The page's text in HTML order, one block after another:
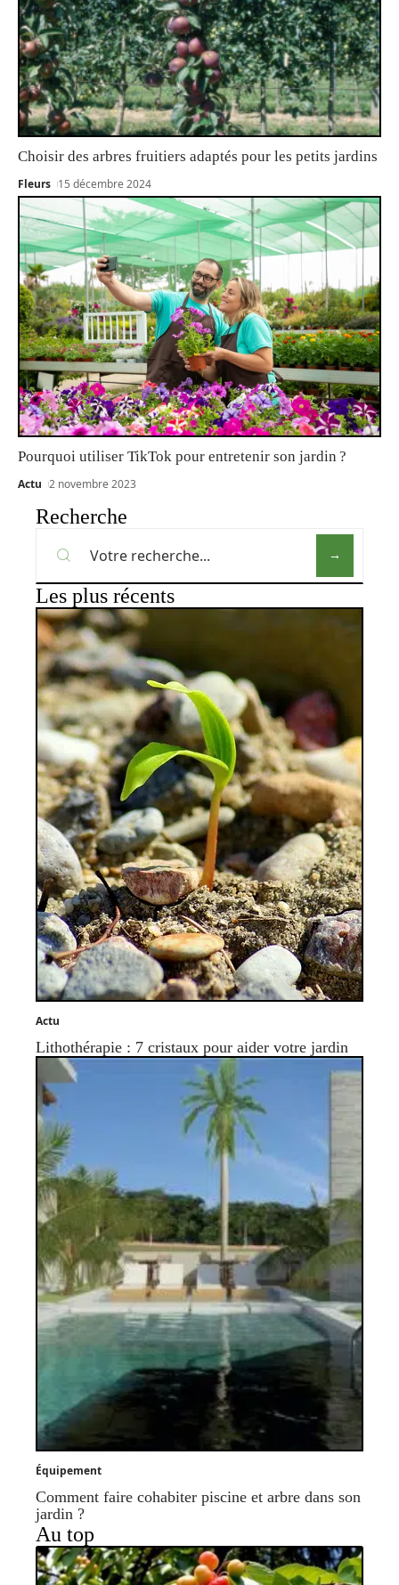
Choisir des arbres fruitiers adaptés pour les petits jardins
Fleurs 15 décembre 2024
Pourquoi utiliser TikTok pour entretenir son jardin ?
Actu 2 novembre 2023
Recherche
Les plus récents
Actu
Lithothérapie : 7 cristaux pour aider votre jardin
Équipement
Comment faire cohabiter piscine et arbre dans son
jardin ?
Au top